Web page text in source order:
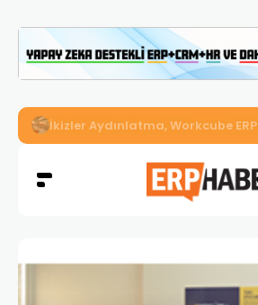
İkizler Aydınlatma, Workcube